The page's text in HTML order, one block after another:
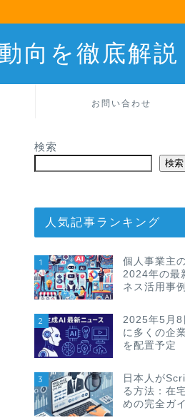
向を徹底解説
お問い合わせ
検索
検索
人気記事ランキング
1
個人事業主
2024年の最
ネス活用事例
2
2025年5月
に多くの企
を配置予定
3
日本人が
る方法：在
めの完全ガ